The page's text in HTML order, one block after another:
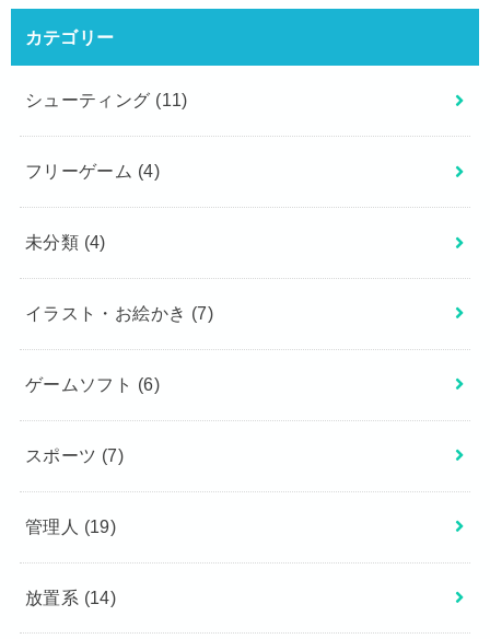
カテゴリー
シューティング (11)
フリーゲーム (4)
未分類 (4)
イラスト・お絵かき (7)
ゲームソフト (6)
スポーツ (7)
管理人 (19)
放置系 (14)